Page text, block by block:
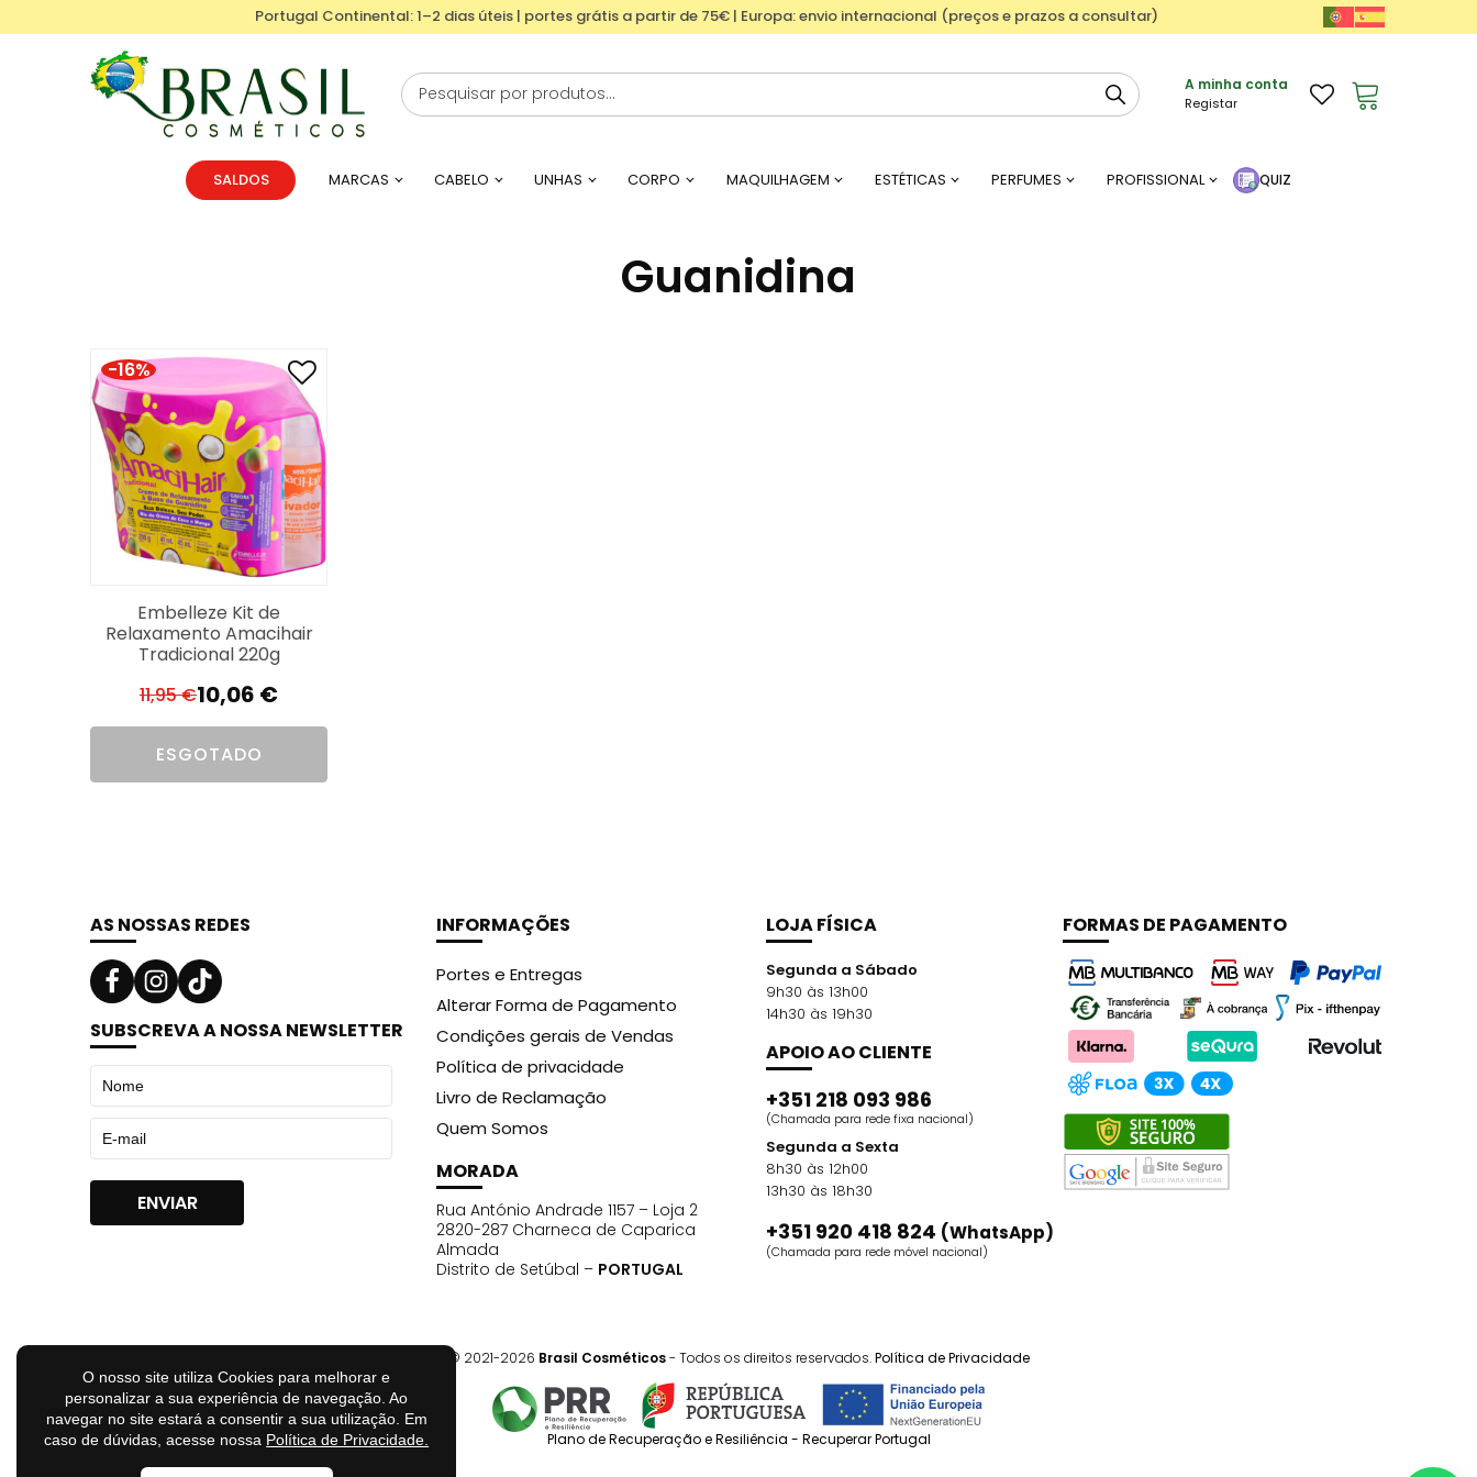
O nosso site utiliza Cookies para melhorar e
personalizar a sua experiência de navegação. Ao
navegar no site estará a consentir a sua utilização. Em
caso de dúvidas, acesse nossa Política de Privacidade.
Portugal Continental: 1–2 dias úteis | portes grátis a partir de 75€ | Europa: envio internacional (preços e prazos a consultar)
A minha conta
Registar
SALDOS MARCAS CABELO UNHAS CORPO MAQUILHAGEM ESTÉTICAS PERFUMES PROFISSIONAL QUIZ
Guanidina
-16%
Embelleze Kit de
Relaxamento Amacihair
Tradicional 220g
11,95€ O
preço
original
era:
10,06 €
O
preço
atual
é:
ESGOTADO
AS NOSSAS REDES
SUBSCREVA A NOSSA NEWSLETTER
INFORMAÇÕES
Portes e Entregas
Alterar Forma de Pagamento
Condições gerais de Vendas
Política de privacidade
Livro de Reclamação
Quem Somos
MORADA
Rua António Andrade 1157 – Loja 2
2820-287 Charneca de Caparica
Almada
Distrito de Setúbal – PORTUGAL
LOJA FÍSICA
Segunda a Sábado
9h30 às 13h00
14h30 às 19h30
APOIO AO CLIENTE
+351 218 093 986
(Chamada para rede fixa nacional)
Segunda a Sexta
8h30 às 12h00
13h30 às 18h30
+351 920 418 824 (WhatsApp)
(Chamada para rede móvel nacional)
FORMAS DE PAGAMENTO
© 2021-2026 Brasil Cosméticos- Todos os direitos reservados.Política de Privacidade
Plano de Recuperação e Resiliência - Recuperar Portugal